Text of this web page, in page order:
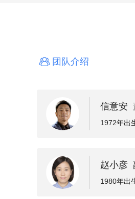
团队介绍
信意安
1972年出
赵小彦
1980年出